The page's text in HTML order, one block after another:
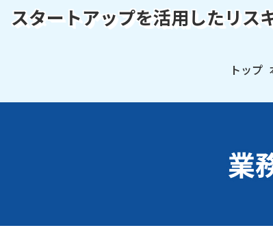
スタートアップを活用したリス
トップ
業